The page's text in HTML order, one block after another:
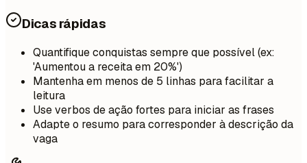
Dicas rápidas
Quantifique conquistas sempre que possível (ex:
'Aumentou a receita em 20%')
Mantenha em menos de 5 linhas para facilitar a
leitura
Use verbos de ação fortes para iniciar as frases
Adapte o resumo para corresponder à descrição da
vaga